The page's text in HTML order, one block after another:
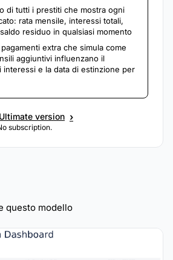
di tutti i prestiti che mostra ogni
rata mensile, interessi totali,
residuo in qualsiasi momento
extra che simula come
aggiuntivi influenzano il
interessi e la data di estinzione per
version ›
subscription.
questo modello